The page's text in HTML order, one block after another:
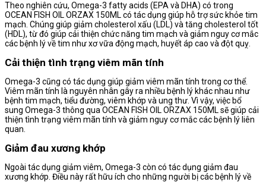
Theo nghiên cứu, Omega-3 fatty acids (EPA và DHA) có trong
OCEAN FISH OIL ORZAX 150ML có tác dụng giúp hỗ trợ sức khỏe tim
mạch. Chúng giúp giảm cholesterol xấu (LDL) và tăng cholesterol tốt
(HDL), từ đó giúp cải thiện chức năng tim mạch và giảm nguy cơ mắc
các bệnh lý về tim như xơ vữa động mạch, huyết áp cao và đột quỵ.
Cải thiện tình trạng viêm mãn tính
Omega-3 cũng có tác dụng giúp giảm viêm mãn tính trong cơ thể.
Viêm mãn tính là nguyên nhân gây ra nhiều bệnh lý khác nhau như
bệnh tim mạch, tiểu đường, viêm khớp và ung thư. Vì vậy, việc bổ
sung Omega-3 thông qua OCEAN FISH OIL ORZAX 150ML sẽ giúp cải
thiện tình trạng viêm mãn tính và giảm nguy cơ mắc các bệnh lý liên
quan.
Giảm đau xương khớp
Ngoài tác dụng giảm viêm, Omega-3 còn có tác dụng giảm đau
xương khớp. Điều này rất hữu ích cho những người bị các bệnh lý về